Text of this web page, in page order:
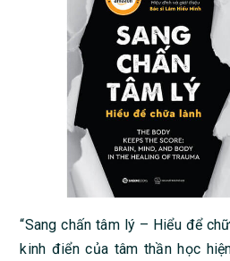
“Sang chấn tâm lý – Hiểu để
kinh điển của tâm thần học